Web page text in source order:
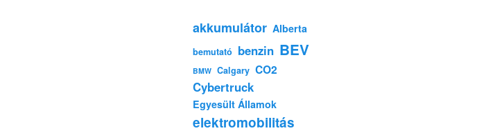
akkumulátor Alberta
bemutató benzin BEV
BMW Calgary CO2
Cybertruck
Egyesült Államok
elektromobilitás